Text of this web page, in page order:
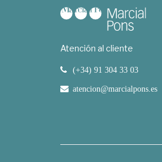
Atención al cliente
(+34) 91 304 33 03
atencion@marcialpons.es